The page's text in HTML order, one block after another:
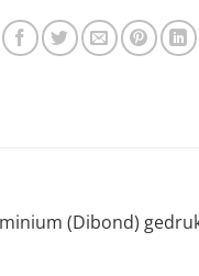
(Dibond)